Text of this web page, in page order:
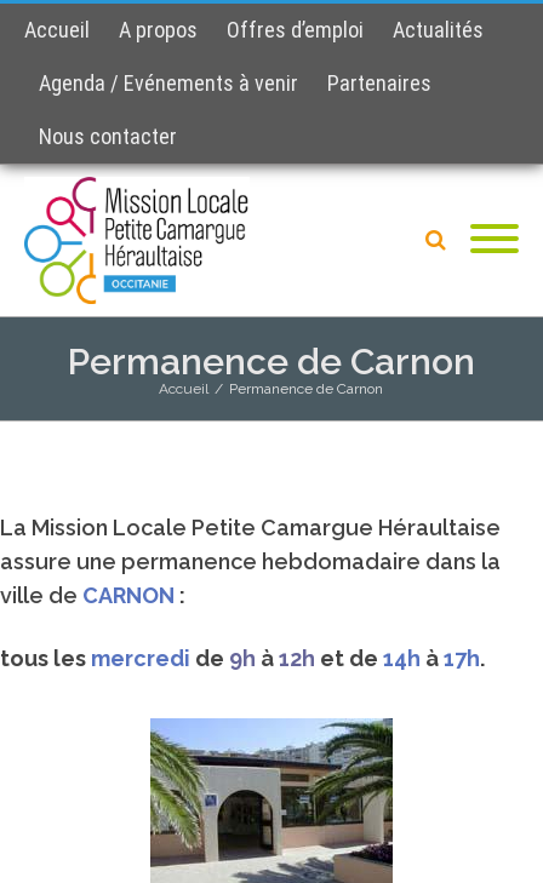
Accueil A propos Offres d’emploi Actualités
Agenda / Evénements à venir Partenaires
Nous contacter
Permanence de Carnon
Accueil / Permanence de Carnon
La Mission Locale Petite Camargue Héraultaise
assure une permanence hebdomadaire dans la
ville de CARNON :
tous les mercredi de 9h à12h et de 14h à17h.